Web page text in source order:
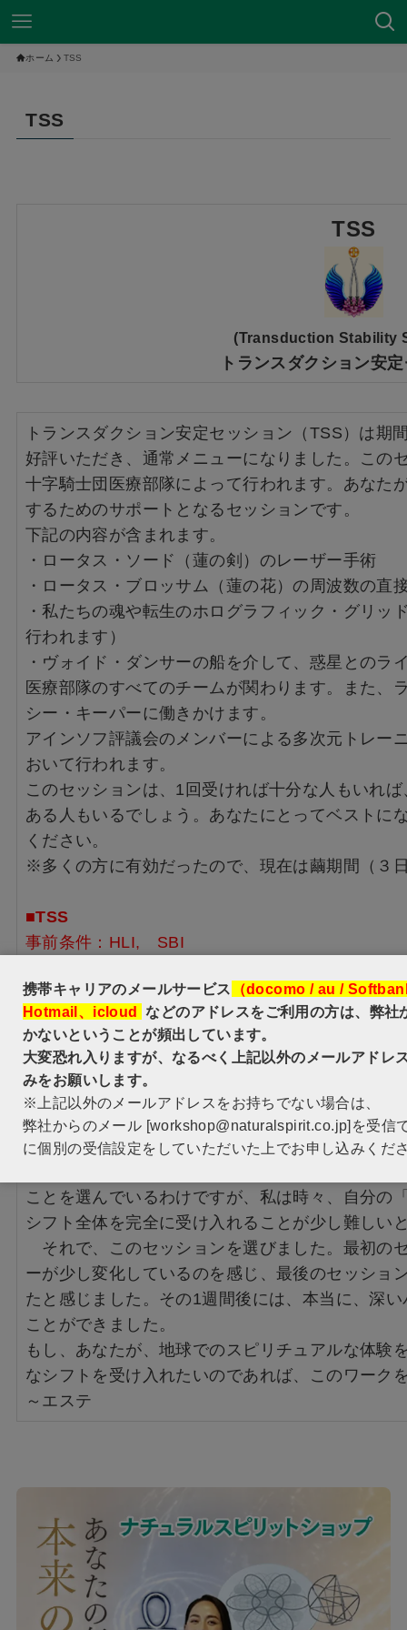
ホーム TSS
TSS
TSS
(Transduction Stability
トランスダクション安
トランスダクション安定セッション（TSS）は期
好評いただき、通常メニューになりました。この
十字騎士団医療部隊によって行われます。あなた
するためのサポートとなるセッションです。
下記の内容が含まれます。
・ロータス・ソード（蓮の剣）のレーザー手術
・ロータス・ブロッサム（蓮の花）の周波数の直
・私たちの魂や転生のホログラフィック・グリッ
行われます）
・ヴォイド・ダンサーの船を介して、惑星とのラ
医療部隊のすべてのチームが関わります。また、
シー・キーパーに働きかけます。
アインソフ評議会のメンバーによる多次元トレー
おいて行われます。
このセッションは、1回受ければ十分な人もいれ
ある人もいるでしょう。あなたにとってベストに
ください。
※多くの方に有効だったので、現在は繭期間（３
■TSS
事前条件：HLI, SBI
エネルギーワークを控える日数：3日間
・繭に包まれている間、エネルギーワークを他者
・なお、ご自身でのエネルギーワーク（レイキな
《 体験談 》
私はザズのセッションを、今までたくさん受けて
つも私に変化をもたらしてくれます。
この「トランスダクション安定セッション」は、
ことを選んでいるわけですが、私は時々、自分の
シフト全体を完全に受け入れることが少し難しい
それで、このセッションを選びました。最初の
ーが少し変化しているのを感じ、最後のセッショ
たと感じました。その1週間後には、本当に、深
ことができました。
もし、あなたが、地球でのスピリチュアルな体験
なシフトを受け入れたいのであれば、このワーク
～エステ
携帯キャリアのメールサービス
（docomo / au /
Hotmail、icloud などのアドレスをご利用の方は、弊社
かないということが頻出しています。
大変恐れ入りますが、なるべく上記以外のメールアドレ
みをお願いします。
※上記以外のメールアドレスをお持ちでない場合は、
弊社からのメール [workshop@naturalspirit.co.jp]を受信
に個別の受信設定をしていただいた上でお申し込みくだ